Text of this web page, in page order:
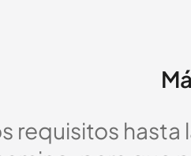
requisitos